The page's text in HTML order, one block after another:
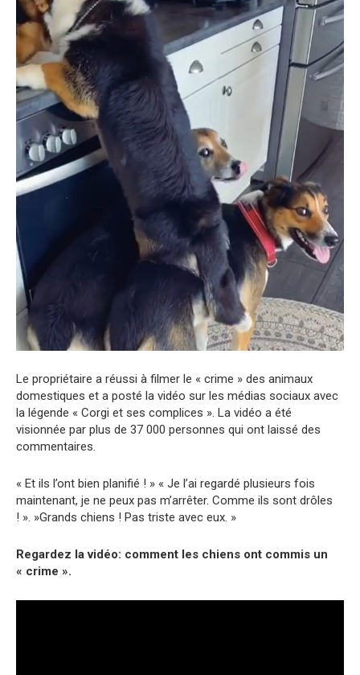
Le propriétaire a réussi à filmer le « crime » des animaux
domestiques et a posté la vidéo sur les médias sociaux avec
la légende « Corgi et ses complices ». La vidéo a été
visionnée par plus de 37 000 personnes qui ont laissé des
commentaires.
« Et ils l’ont bien planifié ! » « Je l’ai regardé plusieurs fois
maintenant, je ne peux pas m’arrêter. Comme ils sont drôles
! ». »Grands chiens ! Pas triste avec eux. »
Regardez la vidéo: comment les chiens ont commis un
« crime ».